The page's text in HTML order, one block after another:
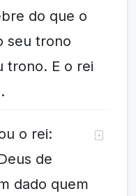
do que o
seu trono
trono. E o rei
o rei:
de
dado quem